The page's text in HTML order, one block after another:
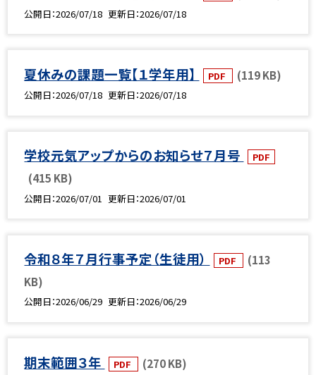
公開日 2026/07/18 更新日 2026/07/18
夏休みの課題一覧【１学年用】 PDF (119 KB)
公開日 2026/07/18 更新日 2026/07/18
学校元気アップからのお知らせ７月号 PDF
(415 KB)
公開日 2026/07/01 更新日 2026/07/01
令和８年７月行事予定（生徒用） PDF
(113
KB)
公開日 2026/06/29 更新日 2026/06/29
期末範囲３年 PDF (270 KB)